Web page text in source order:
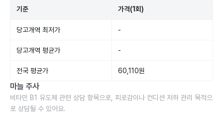
기준 가격(1회)
당고개역 최저가 -
당고개역 평균가 -
전국 평균가 60,110원
마늘 주사
비타민 B1 유도체 관련 상담 항목으로, 피로감이나 컨디션 저하 관리 목적으
로 상담될 수 있어요.